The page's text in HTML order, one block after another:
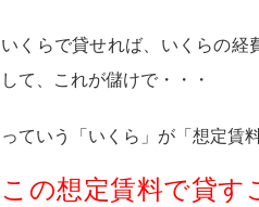
いくらで貸せれば、いくらの経
して、これが儲けで・・・
っていう「いくら」が「想定賃
この想定賃料で貸す